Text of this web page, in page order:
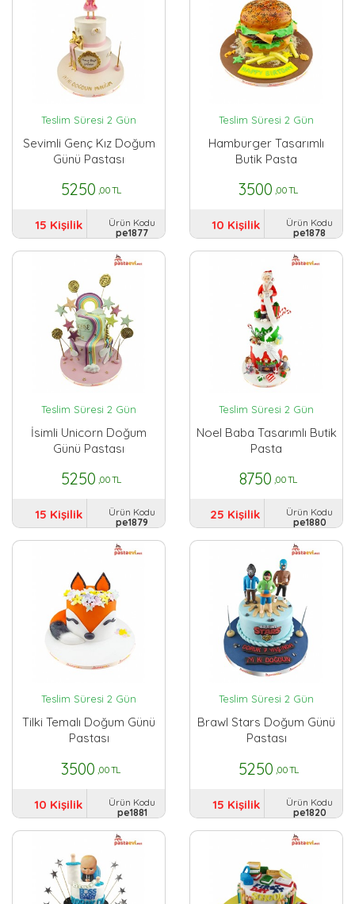
Teslim Süresi 2 Gün
Sevimli Genç Kız Doğum
Günü Pastası
5250 ,00 TL
15 Kişilik
Ürün Kodu
pe1877
Teslim Süresi 2 Gün
Hamburger Tasarımlı
Butik Pasta
3500 ,00 TL
10 Kişilik
Ürün Kodu
pe1878
Teslim Süresi 2 Gün
İsimli Unicorn Doğum
Günü Pastası
5250 ,00 TL
15 Kişilik
Ürün Kodu
pe1879
Teslim Süresi 2 Gün
Noel Baba Tasarımlı Butik
Pasta
8750 ,00 TL
25 Kişilik
Ürün Kodu
pe1880
Teslim Süresi 2 Gün
Tilki Temalı Doğum Günü
Pastası
3500 ,00 TL
10 Kişilik
Ürün Kodu
pe1881
Teslim Süresi 2 Gün
Brawl Stars Doğum Günü
Pastası
5250 ,00 TL
15 Kişilik
Ürün Kodu
pe1820